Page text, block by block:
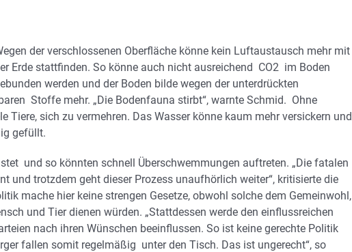
der verschlossenen Oberfläche könne kein Luftaustausch mehr mit
Erde stattfinden. So könne auch nicht ausreichend CO2 im Boden
werden und der Boden bilde wegen der unterdrückten
Stoffe mehr. „Die Bodenfauna stirbt“, warnte Schmid. Ohne
Tiere, sich zu vermehren. Das Wasser könne kaum mehr versickern und
gefüllt.
und so könnten schnell Überschwemmungen auftreten. „Die fatalen
und trotzdem geht dieser Prozess unaufhörlich weiter“, kritisierte die
mache hier keine strengen Gesetze, obwohl solche dem Gemeinwohl,
und Tier dienen würden. „Stattdessen werde den einflussreichen
nach ihren Wünschen beeinflussen. So ist keine gerechte Politik
fallen somit regelmäßig unter den Tisch. Das ist ungerecht“, so